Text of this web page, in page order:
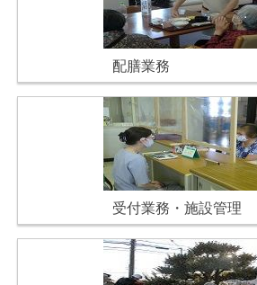
配膳業務
受付業務・施設管理